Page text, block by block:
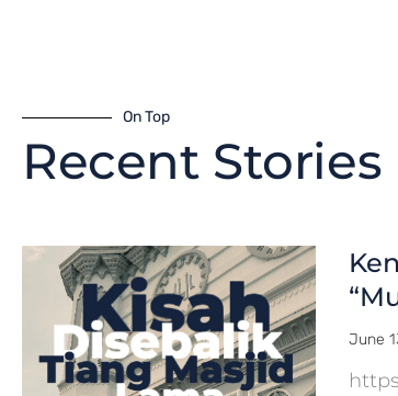
On Top
Recent Stories
June